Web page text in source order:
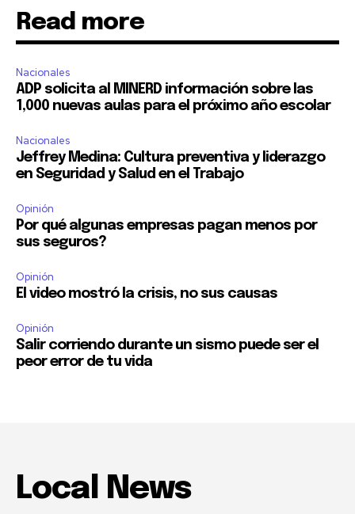
Read more
Nacionales
ADP solicita al MINERD información sobre las
1,000 nuevas aulas para el próximo año escolar
Nacionales
Jeffrey Medina: Cultura preventiva y liderazgo
en Seguridad y Salud en el Trabajo
Opinión
Por qué algunas empresas pagan menos por
sus seguros?
Opinión
El video mostró la crisis, no sus causas
Opinión
Salir corriendo durante un sismo puede ser el
peor error de tu vida
Local News